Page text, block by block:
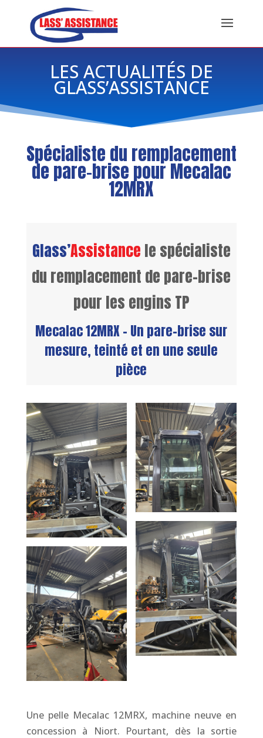
LES ACTUALITÉS DE
GLASS’ASSISTANCE
Spécialiste du remplacement
de pare-brise pour Mecalac
12MRX
Glass’Assistance le spécialiste
du remplacement de pare-brise
pour les engins TP
Mecalac 12MRX – Un pare-brise sur
mesure, teinté et en une seule
pièce
Une pelle Mecalac 12MRX, machine neuve en
concession à Niort. Pourtant, dès la sortie